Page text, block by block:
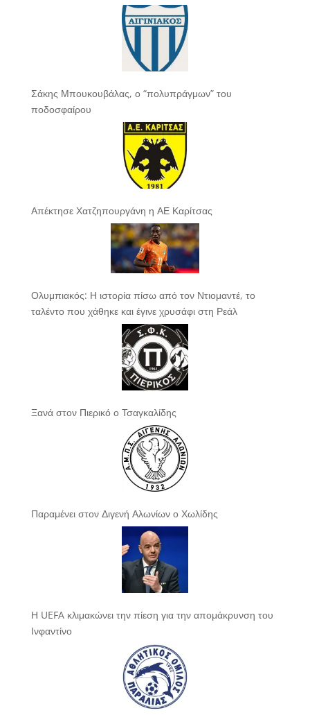
Σάκης Μπουκουβάλας, ο “πολυπράγμων” του
ποδοσφαίρου
Απέκτησε Χατζηπουργάνη η ΑΕ Καρίτσας
Ολυμπιακός: Η ιστορία πίσω από τον Ντιομαντέ, το
ταλέντο που χάθηκε και έγινε χρυσάφι στη Ρεάλ
Ξανά στον Πιερικό ο Τσαγκαλίδης
Παραμένει στον Διγενή Αλωνίων ο Χωλίδης
Η UEFA κλιμακώνει την πίεση για την απομάκρυνση του
Ινφαντίνο